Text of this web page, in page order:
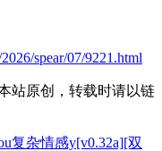
spear/07/9221.html
站原创，转载时请以链
复杂情感y[v0.32a][双